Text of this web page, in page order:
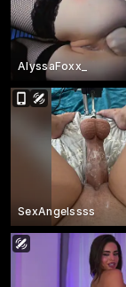
AlyssaFoxx_
SexAngelssss